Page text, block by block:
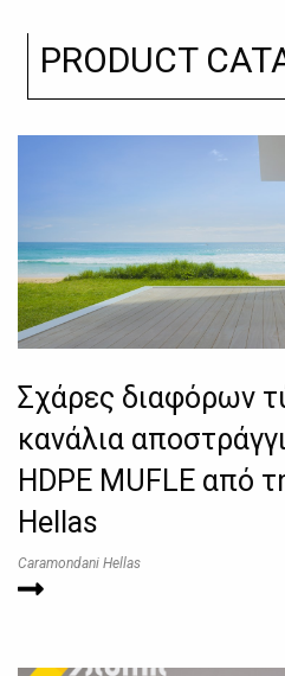
PRODUCT
Σχάρες διαφόρων
κανάλια
HDPE MUFLE από
Hellas
Caramondani Hellas